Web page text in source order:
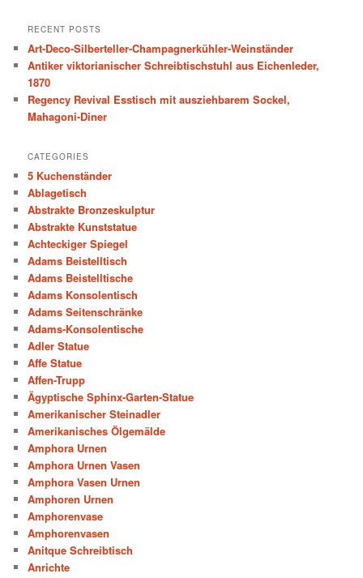
r
h
RECENT POSTS
Art-Deco-Silberteller-Champagnerkühler-Weinständer
Antiker viktorianischer Schreibtischstuhl aus Eichenleder,
1870
Regency Revival Esstisch mit ausziehbarem Sockel,
Mahagoni-Diner
CATEGORIES
5 Kuchenständer
Ablagetisch
Abstrakte Bronzeskulptur
Abstrakte Kunststatue
Achteckiger Spiegel
Adams Beistelltisch
Adams Beistelltische
Adams Konsolentisch
Adams Seitenschränke
Adams-Konsolentische
Adler Statue
Affe Statue
Affen-Trupp
Ägyptische Sphinx-Garten-Statue
Amerikanischer Steinadler
Amerikanisches Ölgemälde
Amphora Urnen
Amphora Urnen Vasen
Amphora Vasen Urnen
Amphoren Urnen
Amphorenvase
Amphorenvasen
Anitque Schreibtisch
Anrichte